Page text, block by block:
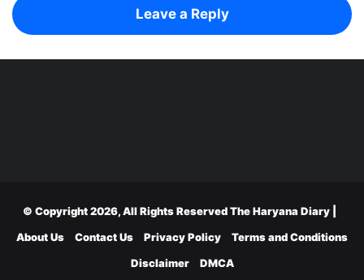
Leave a Reply
© Copyright 2026, All Rights ReservedThe Haryana Diary
About Us
Contact Us Privacy Policy
Terms and Conditions
Disclaimer
DMCA